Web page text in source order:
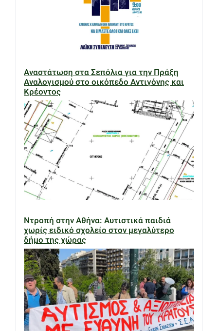
Αναστάτωση στα Σεπόλια για την Πράξη
Αναλογισμού στο οικόπεδο Αντιγόνης και
Κρέοντος
Ντροπή στην Αθήνα: Αυτιστικά παιδιά
χωρίς ειδικό σχολείο στον μεγαλύτερο
δήμο της χώρας